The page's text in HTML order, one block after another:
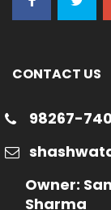
CONTACT US
98267-
Owner:
Sharma